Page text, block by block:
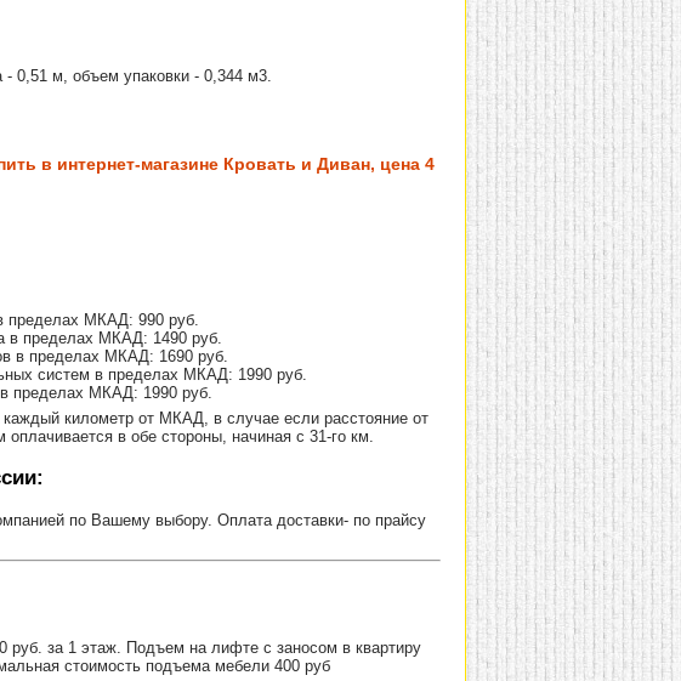
0,51 м, объем упаковки - 0,344 м3.
в интернет-магазине Кровать и Диван, цена 4
пределах МКАД: 990 руб.
в пределах МКАД: 1490 руб.
в пределах МКАД: 1690 руб.
систем в пределах МКАД: 1990 руб.
пределах МКАД: 1990 руб.
километр от МКАД, в случае если расстояние от
в обе стороны, начиная с 31-го км.
по Вашему выбору. Оплата доставки- по прайсу
руб. за 1 этаж. Подъем на лифте с заносом в квартиру
стоимость подъема мебели 400 руб